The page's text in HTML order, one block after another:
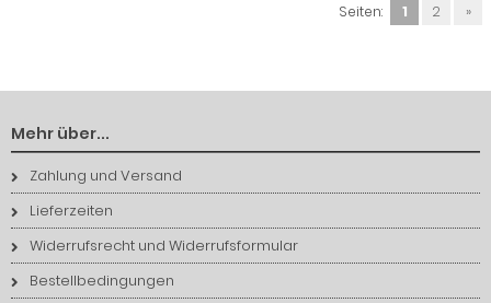
Seiten: 1 2 »
Mehr über...
Zahlung und Versand
Lieferzeiten
Widerrufsrecht und Widerrufsformular
Bestellbedingungen